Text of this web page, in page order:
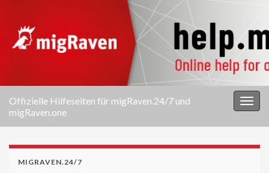
Offizielle Hilfeseiten für migRaven.24/7 und
migRaven.one
MIGRAVEN.24/7